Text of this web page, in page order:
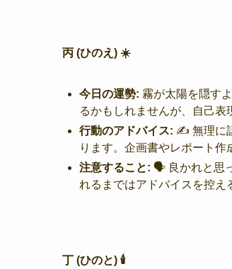
丙 (ひのえ) ☀️
今日の運勢: 霧が太陽を隠す
るかもしれませんが、自己表
行動のアドバイス: ✍️ 無理に
ります。企画書やレポート作
注意すること: 🗣️ 良かれと思
れるまではアドバイスを控え
丁 (ひのと) 🕯️